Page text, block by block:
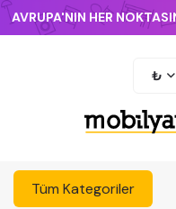
AVRUPA'NIN HER
₺
Tüm Kategoriler